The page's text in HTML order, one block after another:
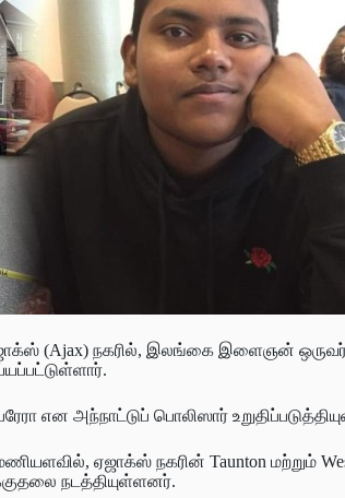
(Ajax) நகரில், இலங்கை இளைஞன்
என அந்நாட்டுப் பொலிஸார்
ஏஜாக்ஸ் நகரின் Taunton மற்றும்
நடத்தியுள்ளனர்.